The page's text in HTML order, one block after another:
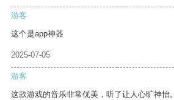
游客
这个是app神器
2025-07-05
游客
这款游戏的音乐非常优美，听了让人心旷神怡。